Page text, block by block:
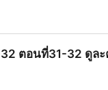
ตอนที่31-32 ดูล